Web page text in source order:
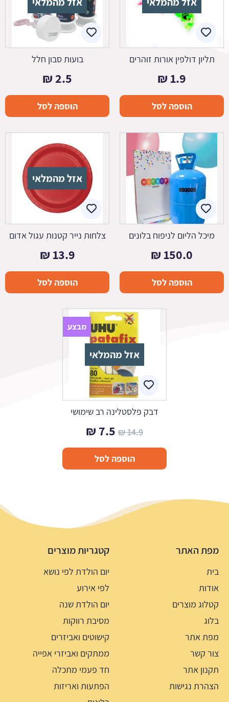
תליון דולפין אורות זוהרים
1.9
₪
הוספה לסל
בועות סבון חלל
2.5
₪
הוספה לסל
מיכל הליום לניפוח בלונים
150.0
₪
הוספה לסל
אזל מהמלאי
צלחות נייר קטנות עגול אדום
13.9
₪
הוספה לסל
אזל מהמלאי
מבצע
דבק פלסטלינה רב שימושי
14.9
₪ המחיר
המקורי
היה:
7.5
₪
הנוכחי
הוספה לסל
מפת האתר
בית
אודות
קטלוג מוצרים
בלוג
מפת אתר
צור קשר
תקנון אתר
הצהרת נגישות
קטגריות מוצרים
יום הולדת לפי נושא
לפי אירוע
יום הולדת שנה
מסיבת רווקות
קישוטים ואביזרים
ממתקים ואביזרי אפייה
חד פעמי מתכלה
הפתעות ואריזות